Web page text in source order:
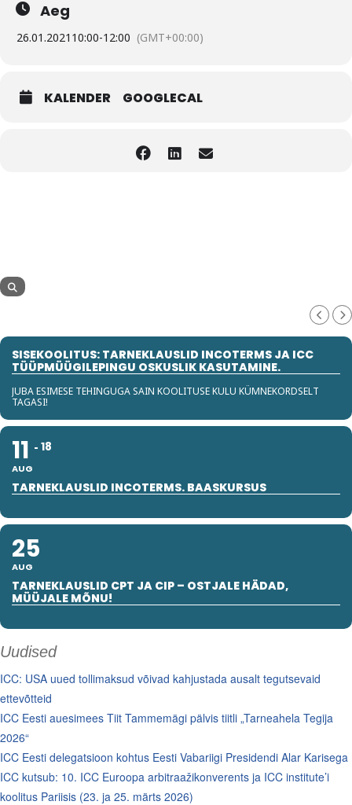
Incoterms® 2020
Projektid
Aeg
26.01.2021 10:00-12:00 (GMT+00:00)
KALENDER GOOGLECAL
SISEKOOLITUS: TARNEKLAUSLID INCOTERMS JA ICC
TÜÜPMÜÜGILEPINGU OSKUSLIK KASUTAMINE.
JUBA ESIMESE TEHINGUGA SAIN KOOLITUSE KULU KÜMNEKORDSELT
TAGASI!
11
AUG
18
TARNEKLAUSLID INCOTERMS. BAASKURSUS
25
AUG
TARNEKLAUSLID CPT JA CIP – OSTJALE HÄDAD,
MÜÜJALE MÕNU!
Uudised
ICC: USA uued tollimaksud võivad kahjustada ausalt tegutsevaid
ettevõtteid
ICC Eesti auesimees Tiit Tammemägi pälvis tiitli „Tarneahela Tegija
2026“
ICC Eesti delegatsioon kohtus Eesti Vabariigi Presidendi Alar Karisega
ICC kutsub: 10. ICC Euroopa arbitraažikonverents ja ICC institute’i
koolitus Pariisis (23. ja 25. märts 2026)